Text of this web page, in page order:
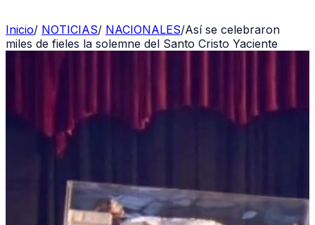
Inicio/ NOTICIAS/ NACIONALES/Así se celebraron
miles de fieles la solemne del Santo Cristo Yaciente